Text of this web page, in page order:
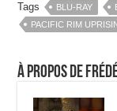
Tags BLU-RAY
PACIFIC RIM
À propos de